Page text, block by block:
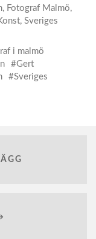
, Fotograf Malmö,
, Sveriges
i malmö
Gert
Sveriges